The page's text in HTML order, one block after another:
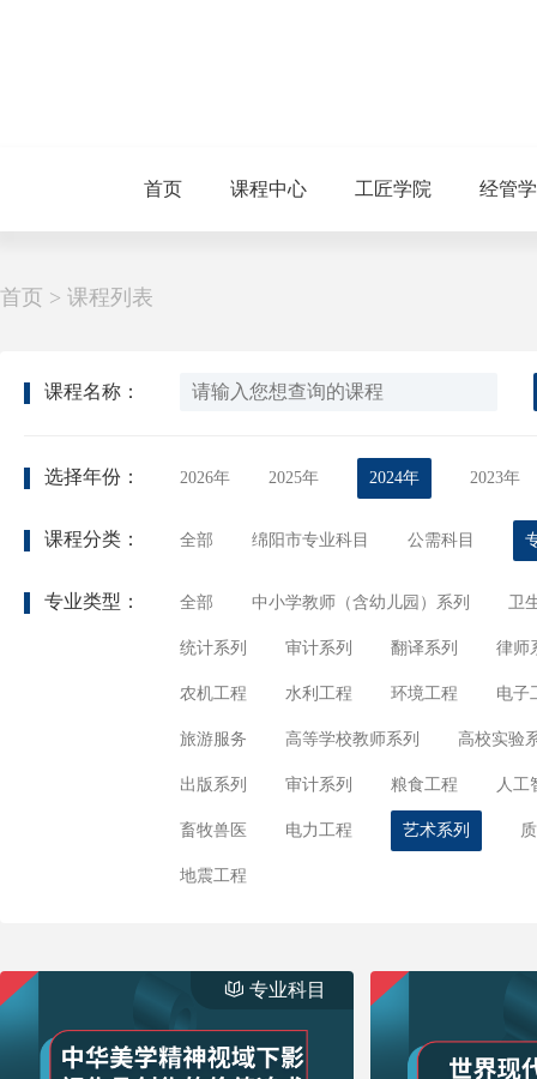
首页 课程中心 工匠学院 经管
首页 > 课程列表
课程名称：
选择年份： 2026年 2025年 2024年 2023年
课程分类： 全部 绵阳市专业科目 公需科目
专业类型： 全部 中小学教师（含幼儿园）系列 卫
统计系列 审计系列 翻译系列 律师
农机工程 水利工程 环境工程 电子
旅游服务 高等学校教师系列 高校实验
出版系列 审计系列 粮食工程 人工
畜牧兽医 电力工程 艺术系列
地震工程
专业科目